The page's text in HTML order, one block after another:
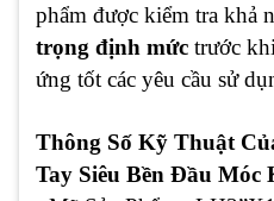
phẩm được kiểm tra khả
trọng định mức trước
ứng tốt các yêu cầu sử
Thông Số Kỹ Thuật
Tay Siêu Bền Đầu